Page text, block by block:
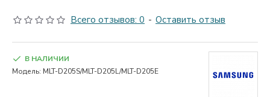
Всего отзывов: 0 - Оставить отзыв
В НАЛИЧИИ
Модель: MLT-D205S/MLT-D205L/MLT-D205E